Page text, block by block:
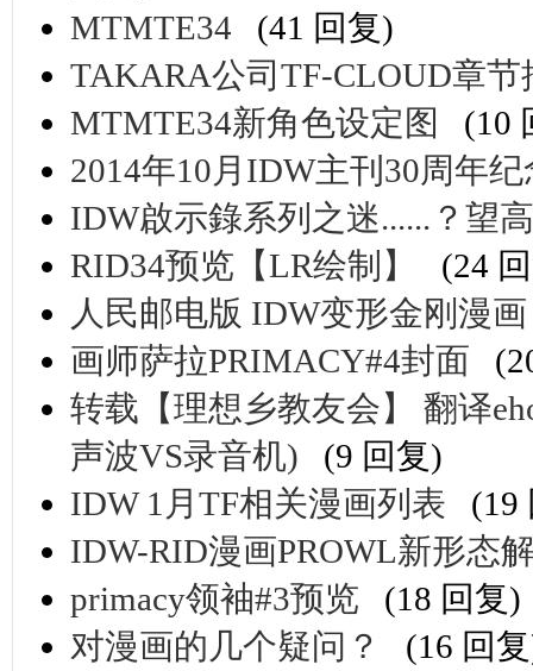
MTMTE34
(41 回复)
TAKARA公司TF-CLOUD章节
MTMTE34新角色设定图
(10
2014年10月IDW主刊30周年
IDW啟示錄系列之迷......？望
RID34预览【LR绘制】
(24
人民邮电版 IDW变形金刚漫
画师萨拉PRIMACY#4封面
转载【理想乡教友会】 翻译
声波VS录音机)
(9 回复)
IDW 1月TF相关漫画列表
(19
IDW-RID漫画PROWL新形态
primacy领袖#3预览
(18 回复)
对漫画的几个疑问？
(16 回